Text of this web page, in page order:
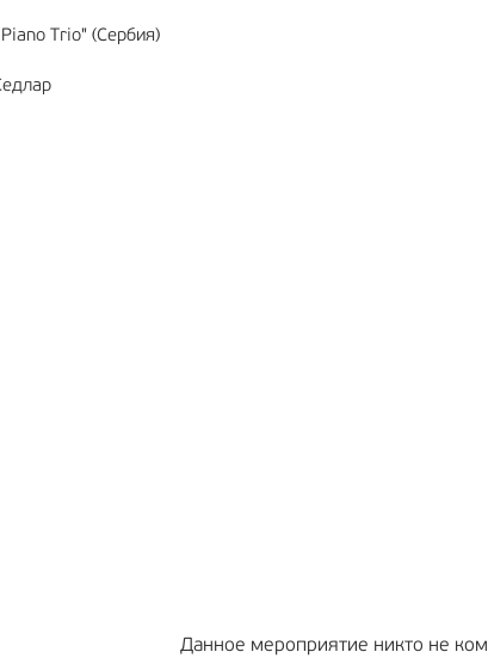
Trio" (Сербия)
Данное мероприятие никто не